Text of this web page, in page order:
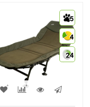
5
4
24